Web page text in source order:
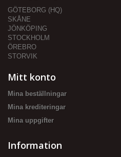
GÖTEBORG (HQ)
SKÅNE
JÖNKÖPING
STOCKHOLM
ÖREBRO
STORVIK
Mitt konto
Mina beställningar
Mina krediteringar
Mina uppgifter
Information